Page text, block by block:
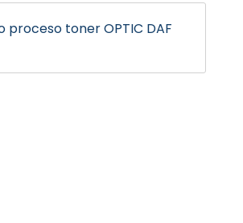
proceso toner OPTIC DAF